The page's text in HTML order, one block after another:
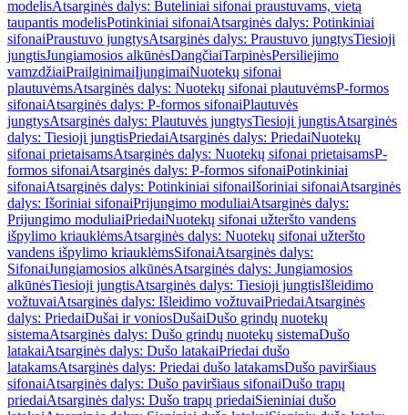
modelisAtsarginės dalys: Buteliniai sifonai praustuvams, vietą
taupantis modelisPotinkiniai sifonaiAtsarginės dalys: Potinkiniai
sifonaiPraustuvo jungtysAtsarginės dalys: Praustuvo jungtysTiesioji
jungtisJungiamosios alkūnėsDangčiaiTarpinėsPersiliejimo
vamzdžiaiPrailginimaiĮjungimaiNuotekų sifonai
plautuvėmsAtsarginės dalys: Nuotekų sifonai plautuvėmsP-formos
sifonaiAtsarginės dalys: P-formos sifonaiPlautuvės
jungtysAtsarginės dalys: Plautuvės jungtysTiesioji jungtisAtsarginės
dalys: Tiesioji jungtisPriedaiAtsarginės dalys: PriedaiNuotekų
sifonai prietaisamsAtsarginės dalys: Nuotekų sifonai prietaisamsP-
formos sifonaiAtsarginės dalys: P-formos sifonaiPotinkiniai
sifonaiAtsarginės dalys: Potinkiniai sifonaiIšoriniai sifonaiAtsarginės
dalys: Išoriniai sifonaiPrijungimo moduliaiAtsarginės dalys:
Prijungimo moduliaiPriedaiNuotekų sifonai užteršto vandens
išpylimo kriauklėmsAtsarginės dalys: Nuotekų sifonai užteršto
vandens išpylimo kriauklėmsSifonaiAtsarginės dalys:
SifonaiJungiamosios alkūnėsAtsarginės dalys: Jungiamosios
alkūnėsTiesioji jungtisAtsarginės dalys: Tiesioji jungtisIšleidimo
vožtuvaiAtsarginės dalys: Išleidimo vožtuvaiPriedaiAtsarginės
dalys: PriedaiDušai ir voniosDušaiDušo grindų nuotekų
sistemaAtsarginės dalys: Dušo grindų nuotekų sistemaDušo
latakaiAtsarginės dalys: Dušo latakaiPriedai dušo
latakamsAtsarginės dalys: Priedai dušo latakamsDušo paviršiaus
sifonaiAtsarginės dalys: Dušo paviršiaus sifonaiDušo trapų
priedaiAtsarginės dalys: Dušo trapų priedaiSieniniai dušo